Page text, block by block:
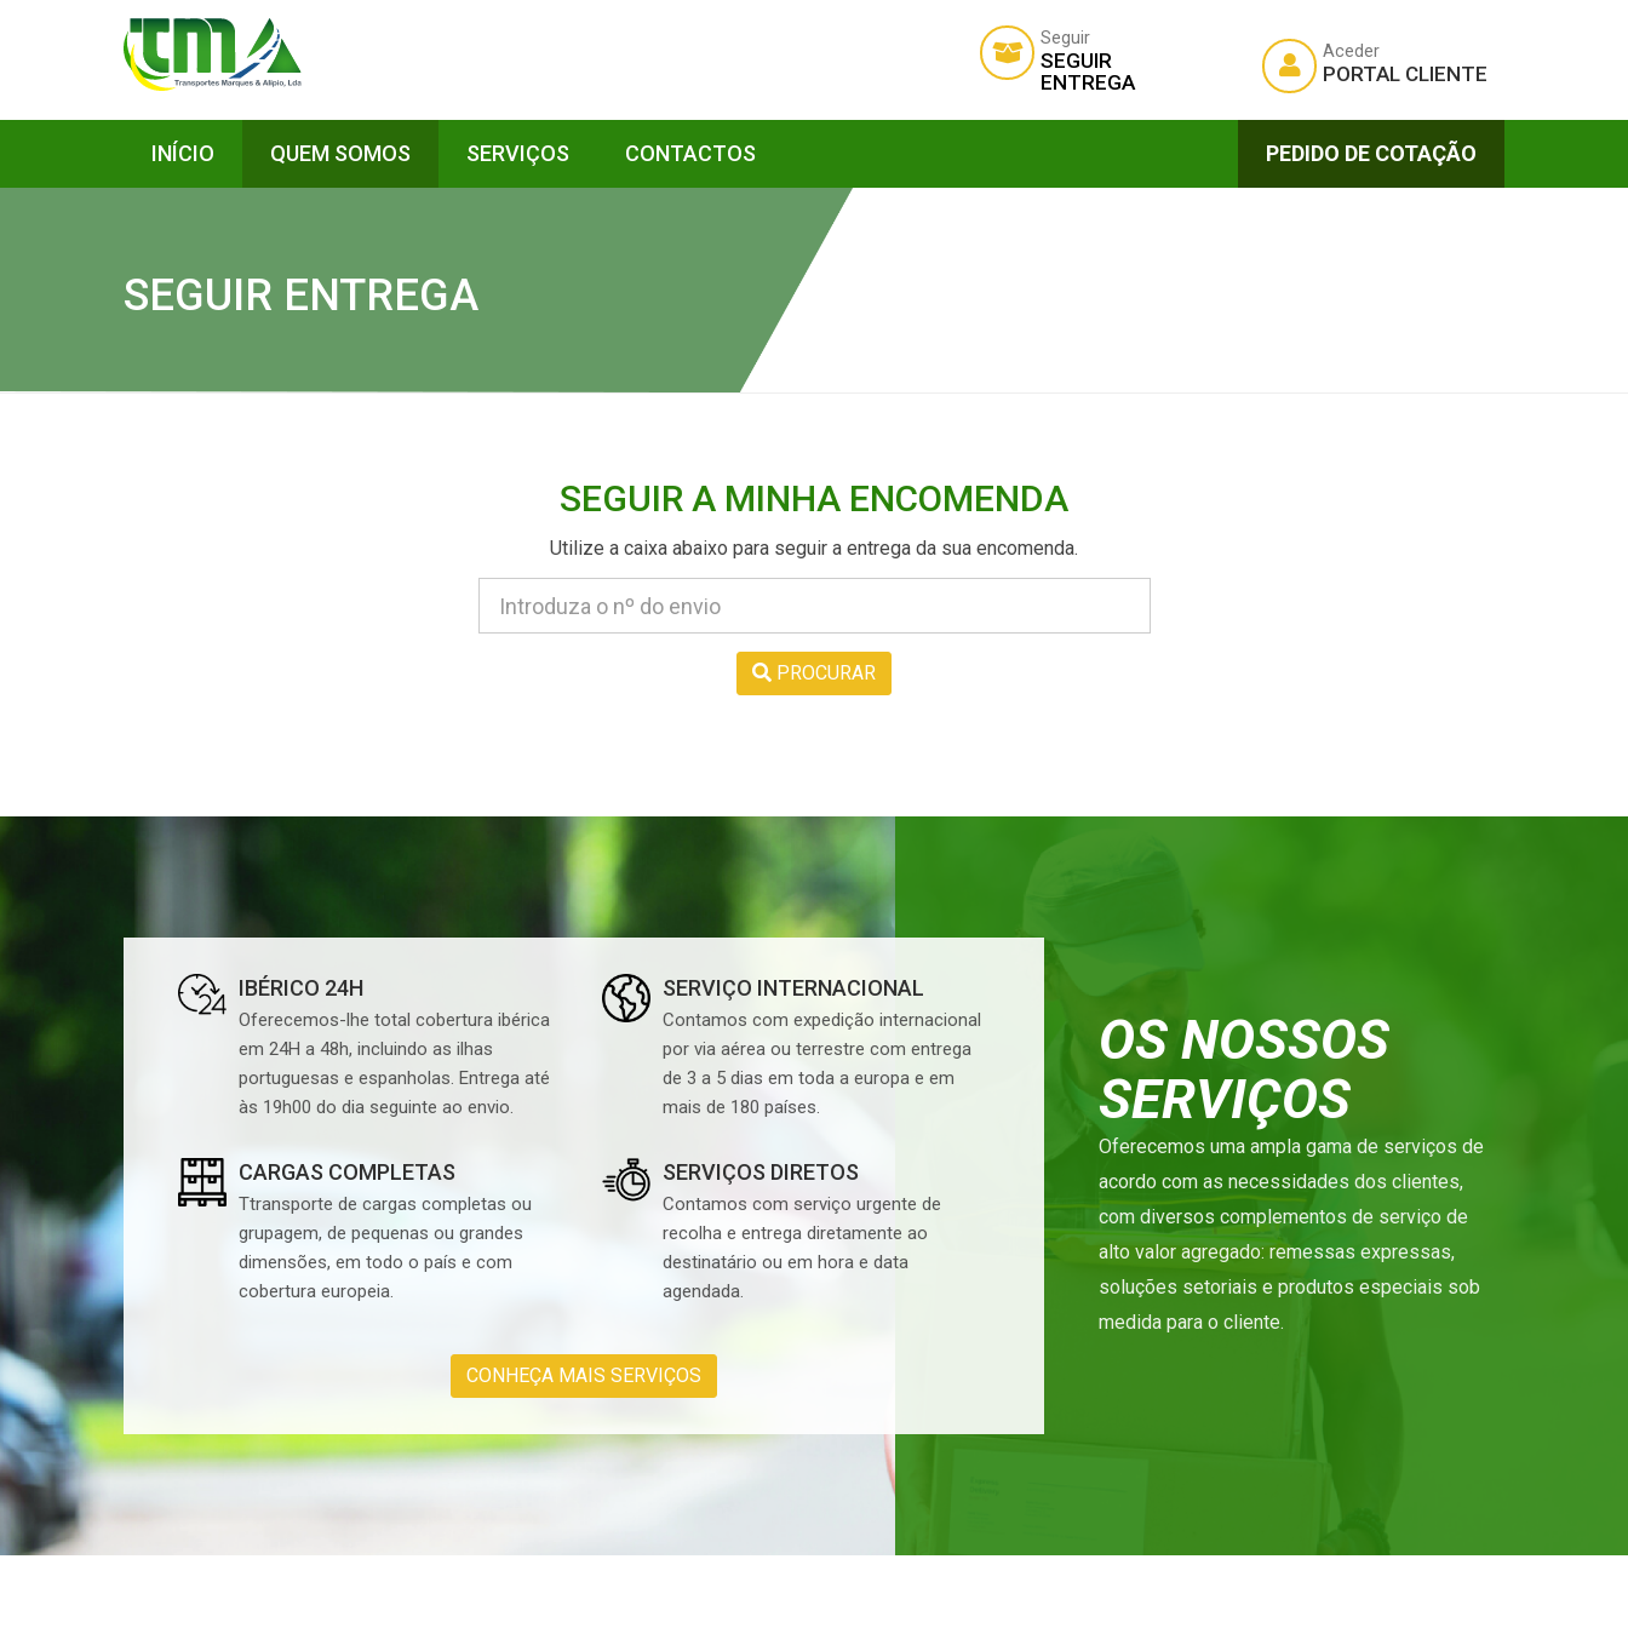
Seguir
SEGUIR
ENTREGA
Aceder
PORTAL CLIENTE
INÍCIO QUEM SOMOS SERVIÇOS CONTACTOS PEDIDO DE COTAÇÃO
SEGUIR ENTREGA
SEGUIR A MINHA ENCOMENDA
Utilize a caixa abaixo para seguir a entrega da sua encomenda.
PROCURAR
IBÉRICO 24H
Oferecemos-lhe total cobertura ibérica
em 24H a 48h, incluindo as ilhas
portuguesas e espanholas. Entrega até
às 19h00 do dia seguinte ao envio.
SERVIÇO INTERNACIONAL
Contamos com expedição internacional
por via aérea ou terrestre com entrega
de 3 a 5 dias em toda a europa e em
mais de 180 países.
CARGAS COMPLETAS
Ttransporte de cargas completas ou
grupagem, de pequenas ou grandes
dimensões, em todo o país e com
cobertura europeia.
SERVIÇOS DIRETOS
Contamos com serviço urgente de
recolha e entrega diretamente ao
destinatário ou em hora e data
agendada.
CONHEÇA MAIS SERVIÇOS
OS NOSSOS
SERVIÇOS
Oferecemos uma ampla gama de serviços de
acordo com as necessidades dos clientes,
com diversos complementos de serviço de
alto valor agregado: remessas expressas,
soluções setoriais e produtos especiais sob
medida para o cliente.